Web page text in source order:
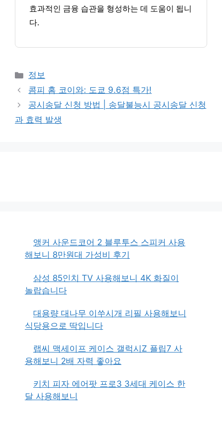
효과적인 금융 습관을 형성하는 데 도움이 됩니
다.
카
테
리
정보
콤피 홈 코이와: 도쿄 9.6점 특가!
공시송달 신청 방법 | 송달불능시 공시송달 신청
과 효력 발생
앵커 사운드코어 2 블루투스 스피커 사용
해보니 8만원대 가성비 후기
삼성 85인치 TV 사용해보니 4K 화질이
놀랍습니다
대용량 대나무 이쑤시개 리필 사용해보니
식당용으로 딱입니다
랩씨 맥세이프 케이스 갤럭시Z 플립7 사
용해보니 2배 자력 좋아요
키치 피자 에어팟 프로3 3세대 케이스 한
달 사용해보니